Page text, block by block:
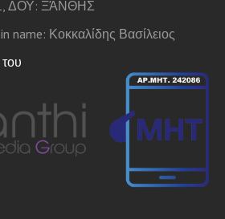
ΔΟΥ: ΞΆΝΘΗΣ
name: Κοκκαλίδης Βασίλειος